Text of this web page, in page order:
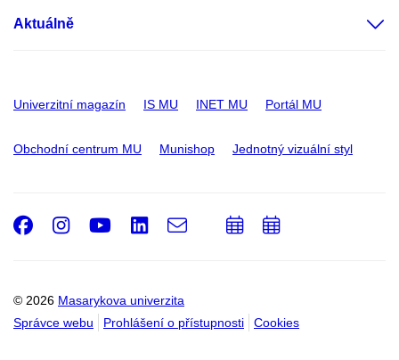
Aktuálně
Univerzitní magazín IS MU INET MU Portál MU
Obchodní centrum MU Munishop Jednotný vizuální styl
© 2026 Masarykova univerzita
Správce webu
Prohlášení o přístupnosti Cookies
Facebook
Instagram
Youtube
LinkedIn
e-
PřidatPřidat